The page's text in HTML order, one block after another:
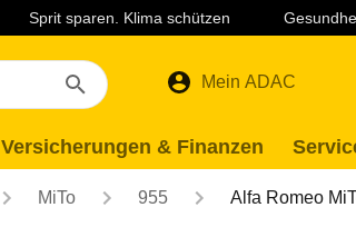
Sprit sparen. Klima schützen
Mein ADAC
Versicherungen & Finanzen
MiTo 955 Alfa Romeo